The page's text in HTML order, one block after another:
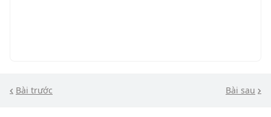
Bài trước Bài sau